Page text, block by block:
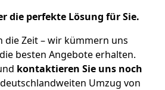
die perfekte Lösung für Sie.
die Zeit – wir kümmern uns
besten Angebote erhalten.
kontaktieren Sie uns noch
Umzug von